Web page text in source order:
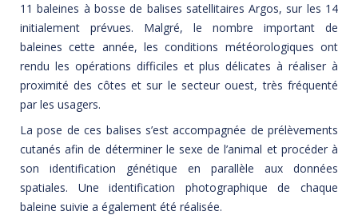
11 baleines à bosse de balises satellitaires Argos, sur les 14
initialement prévues. Malgré, le nombre important de
baleines cette année, les conditions météorologiques ont
rendu les opérations difficiles et plus délicates à réaliser à
proximité des côtes et sur le secteur ouest, très fréquenté
par les usagers.
La pose de ces balises s’est accompagnée de prélèvements
cutanés afin de déterminer le sexe de l’animal et procéder à
son identification génétique en parallèle aux données
spatiales. Une identification photographique de chaque
baleine suivie a également été réalisée.